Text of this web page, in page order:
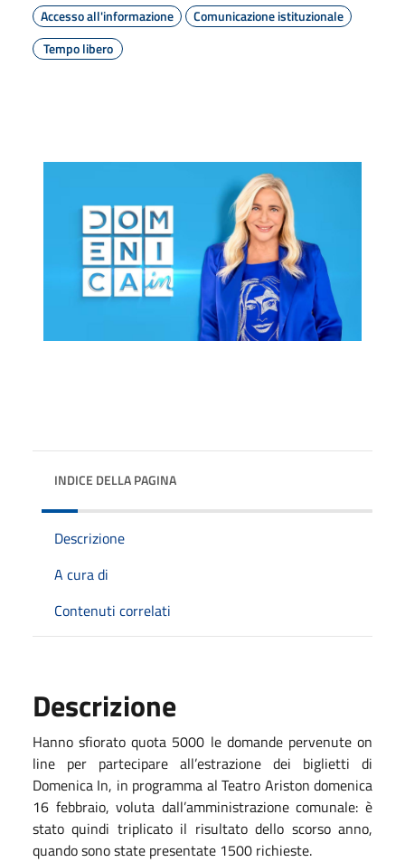
Accesso all'informazione
Comunicazione istituzionale
Tempo libero
INDICE DELLA PAGINA
Descrizione
A cura di
Contenuti correlati
Descrizione
Hanno sfiorato quota 5000 le domande pervenute on
line per partecipare all’estrazione dei biglietti di
Domenica In, in programma al Teatro Ariston domenica
16 febbraio, voluta dall’amministrazione comunale: è
stato quindi triplicato il risultato dello scorso anno,
quando sono state presentate 1500 richieste.